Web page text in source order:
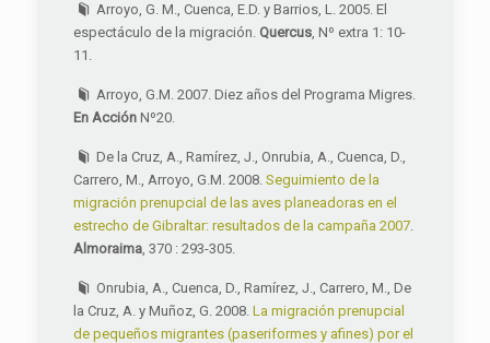
Arroyo, G. M., Cuenca, E.D. y Barrios, L. 2005. El
espectáculo de la migración. Quercus, Nº extra 1: 10-
11.
Arroyo, G.M. 2007. Diez años del Programa Migres.
En Acción Nº20.
De la Cruz, A., Ramírez, J., Onrubia, A., Cuenca, D.,
Carrero, M., Arroyo, G.M. 2008. Seguimiento de la
migración prenupcial de las aves planeadoras en el
estrecho de Gibraltar: resultados de la campaña 2007.
Almoraima, 370 : 293-305.
Onrubia, A., Cuenca, D., Ramírez, J., Carrero, M., De
la Cruz, A. y Muñoz, G. 2008. La migración prenupcial
de pequeños migrantes (paseriformes y afines) por el